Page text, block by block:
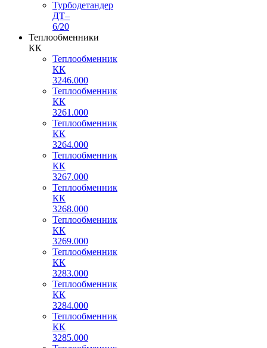
Турбодетандер
ДТ–
6/20
Теплообменники
КК
Теплообменник
КК
3246.000
Теплообменник
КК
3261.000
Теплообменник
КК
3264.000
Теплообменник
КК
3267.000
Теплообменник
КК
3268.000
Теплообменник
КК
3269.000
Теплообменник
КК
3283.000
Теплообменник
КК
3284.000
Теплообменник
КК
3285.000